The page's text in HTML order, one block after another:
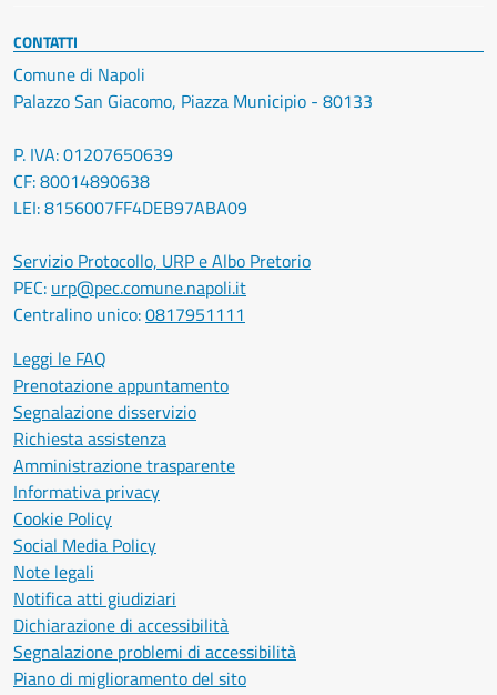
CONTATTI
Comune di Napoli
Palazzo San Giacomo, Piazza Municipio - 80133
P. IVA: 01207650639
CF: 80014890638
LEI: 8156007FF4DEB97ABA09
Servizio Protocollo, URP e Albo Pretorio
PEC: urp@pec.comune.napoli.it
Centralino unico:0817951111
Leggi le FAQ
Prenotazione appuntamento
Segnalazione disservizio
Richiesta assistenza
Amministrazione trasparente
Informativa privacy
Cookie Policy
Social Media Policy
Note legali
Notifica atti giudiziari
Dichiarazione di accessibilità
Segnalazione problemi di accessibilità
Piano di miglioramento del sito